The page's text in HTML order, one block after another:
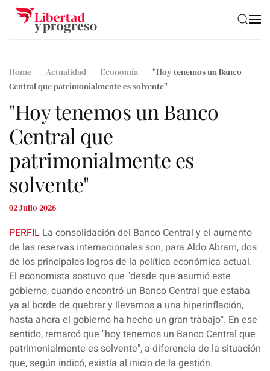
Skip to main content
Home Actualidad Economía
"Hoy tenemos un Banco
Central que patrimonialmente es solvente"
"Hoy tenemos un Banco
Central que
patrimonialmente es
solvente"
02 Julio 2026
PERFIL La consolidación del Banco Central y el aumento
de las reservas internacionales son, para Aldo Abram, dos
de los principales logros de la política económica actual.
El economista sostuvo que "desde que asumió este
gobierno, cuando encontró un Banco Central que estaba
ya al borde de quebrar y llevarnos a una hiperinflación,
hasta ahora el gobierno ha hecho un gran trabajo". En ese
sentido, remarcó que "hoy tenemos un Banco Central que
patrimonialmente es solvente", a diferencia de la situación
que, según indicó, existía al inicio de la gestión.